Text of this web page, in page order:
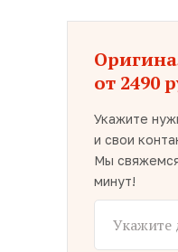
от 2490
Укажите
и свои
Мы
минут!